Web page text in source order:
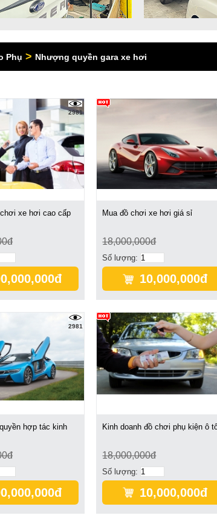
Phụ > Nhượng quyền gara xe hơi
2981
xe hơi cao cấp Mua đồ chơi xe hơi giá sỉ
18,000,000đ
Số lượng:
10,000,000đ
2981
hợp tác kinh
Kinh doanh đồ chơi phụ kiện ô
18,000,000đ
Số lượng:
10,000,000đ